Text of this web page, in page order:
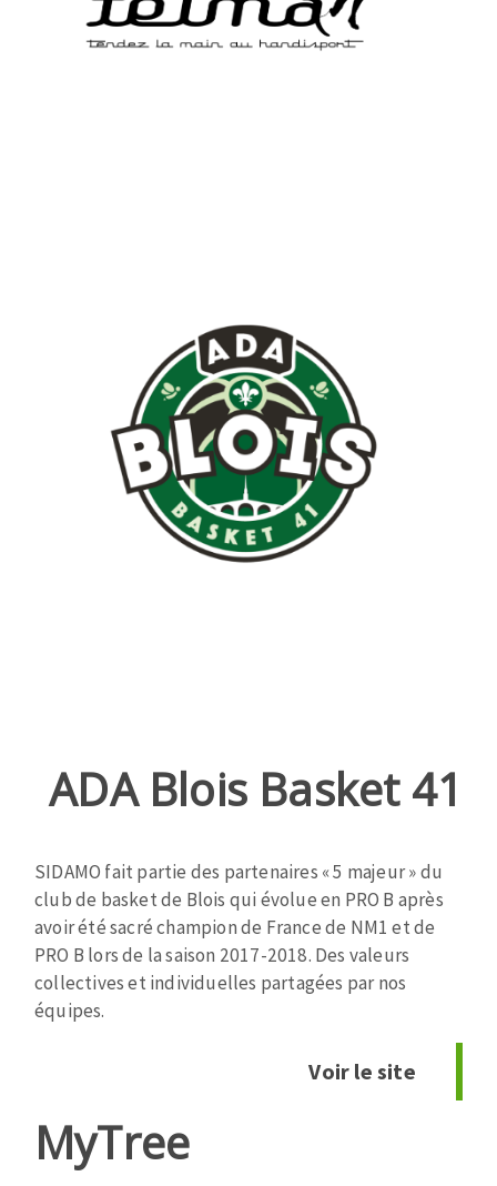
Zone
de
ADA Blois Basket 41
SIDAMO fait partie des partenaires « 5 majeur » du
club de basket de Blois qui évolue en PRO B après
avoir été sacré champion de France de NM1 et de
PRO B lors de la saison 2017-2018. Des valeurs
collectives et individuelles partagées par nos
équipes.
Voir le site
MyTree